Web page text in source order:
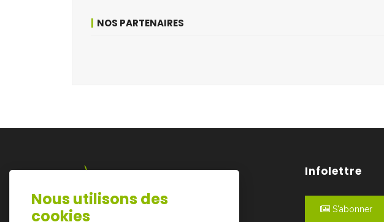
NOS PARTENAIRES
Lazarijstraat 168
3500 Hasselt
Infolettre
S'abonner
Nous utilisons des
cookies